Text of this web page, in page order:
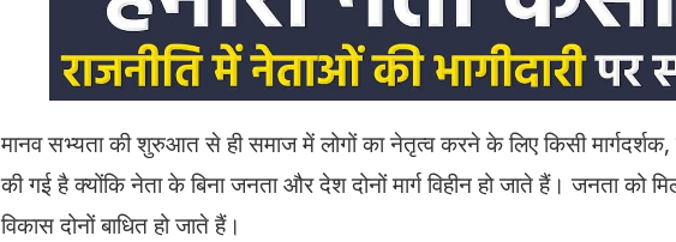
मानव सभ्यता की शुरुआत से ही समाज में लोगों का नेतृत्व करने के लिए किसी
की गई है क्योंकि नेता के बिना जनता और देश दोनों मार्ग विहीन हो जाते हैं। जनता को
विकास दोनों बाधित हो जाते हैं।